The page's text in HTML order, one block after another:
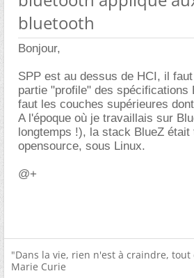
bluetooth
Bonjour,
SPP est au dessus de HCI, il
partie "profile" des spécifications
faut les couches supérieures
A l'époque où je travaillais sur
longtemps !), la stack BlueZ était
opensource, sous Linux.
@+
"Dans la vie, rien n'est à craindre,
Marie Curie